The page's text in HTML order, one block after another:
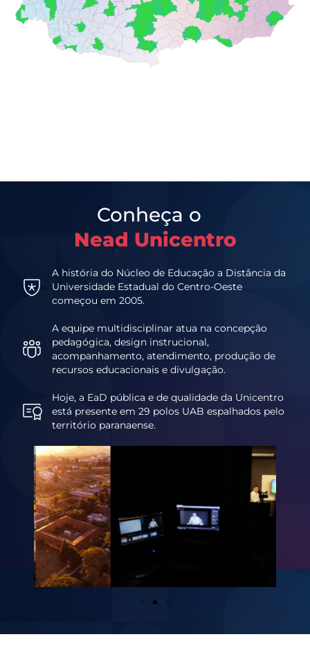
Conheça o
Nead Unicentro
A história do Núcleo de Educação a Distância da
Universidade Estadual do Centro-Oeste
começou em 2005.
A equipe multidisciplinar atua na concepção
pedagógica, design instrucional,
acompanhamento, atendimento, produção de
recursos educacionais e divulgação.
Hoje, a EaD pública e de qualidade da Unicentro
está presente em 29 polos UAB espalhados pelo
território paranaense.